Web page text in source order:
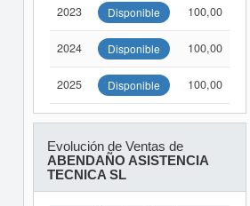
2023 Disponible 100,00
2024 Disponible 100,00
2025 Disponible 100,00
Evolución de Ventas de
ABENDAÑO ASISTENCIA
TECNICA SL